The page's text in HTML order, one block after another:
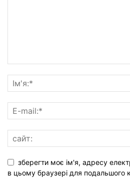
зберегти моє ім'я, адресу
в цьому браузері для подальшого